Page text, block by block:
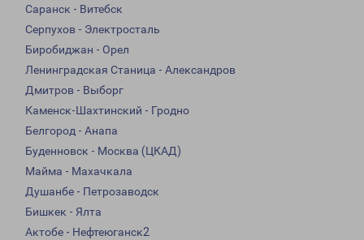
Саранск - Витебск
Серпухов - Электросталь
Биробиджан - Орел
Ленинградская Станица - Александров
Дмитров - Выборг
Каменск-Шахтинский - Гродно
Белгород - Анапа
Буденновск - Москва (ЦКАД)
Майма - Махачкала
Душанбе - Петрозаводск
Бишкек - Ялта
Актобе - Нефтеюганск2